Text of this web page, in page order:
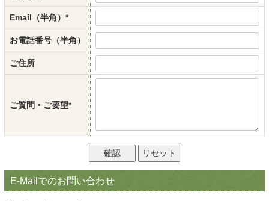
Email（半角） *
お電話番号（半角）
ご住所
ご質問・ご要望*
E-Mailでのお問い合わせ